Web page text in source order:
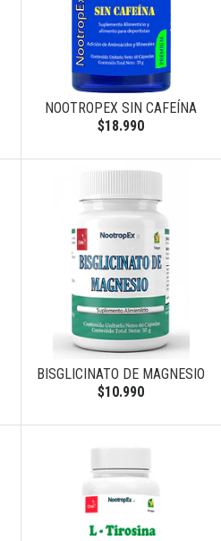
NOOTROPEX SIN CAFEÍNA
$18.990
BISGLICINATO DE MAGNESIO
$10.990